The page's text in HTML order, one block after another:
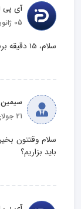
آی پی
05 ژانویه 2023
سلام، 15 دقیقه برنامه آبشور میباشد
سیمین
21 جولای 2022
سلام وقتتون
باید بزاریم؟